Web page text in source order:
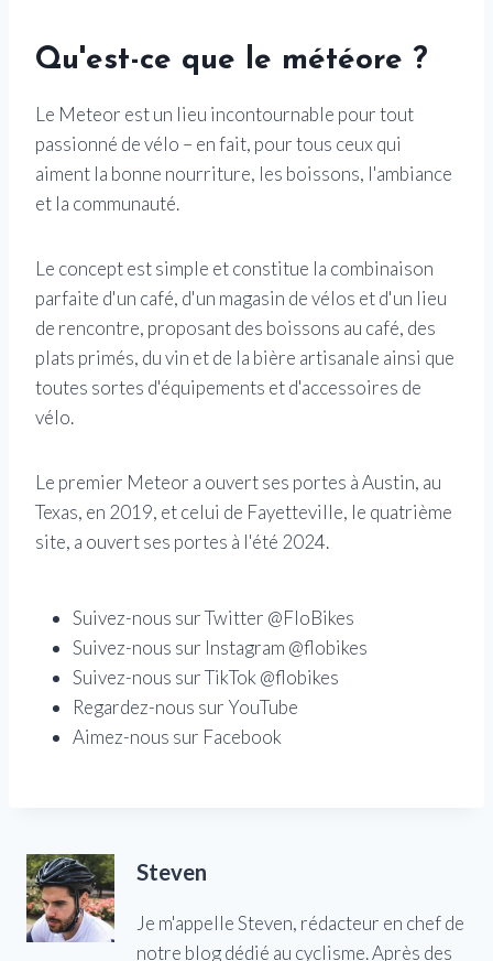
Qu'est-ce que le météore ?
Le Meteor est un lieu incontournable pour tout
passionné de vélo – en fait, pour tous ceux qui
aiment la bonne nourriture, les boissons, l'ambiance
et la communauté.
Le concept est simple et constitue la combinaison
parfaite d'un café, d'un magasin de vélos et d'un lieu
de rencontre, proposant des boissons au café, des
plats primés, du vin et de la bière artisanale ainsi que
toutes sortes d'équipements et d'accessoires de
vélo.
Le premier Meteor a ouvert ses portes à Austin, au
Texas, en 2019, et celui de Fayetteville, le quatrième
site, a ouvert ses portes à l'été 2024.
Suivez-nous sur Twitter @FloBikes
Suivez-nous sur Instagram @flobikes
Suivez-nous sur TikTok @flobikes
Regardez-nous sur YouTube
Aimez-nous sur Facebook
Steven
Je m'appelle Steven, rédacteur en chef de
notre blog dédié au cyclisme. Après des